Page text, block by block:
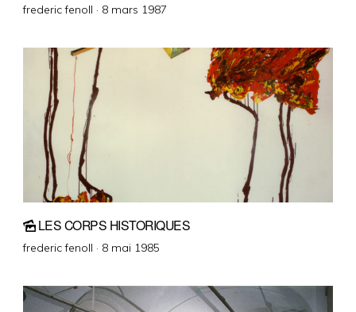
frederic fenoll · Posted
8 mars 1987
LES CORPS HISTORIQUES
frederic fenoll · Posted
8 mai 1985